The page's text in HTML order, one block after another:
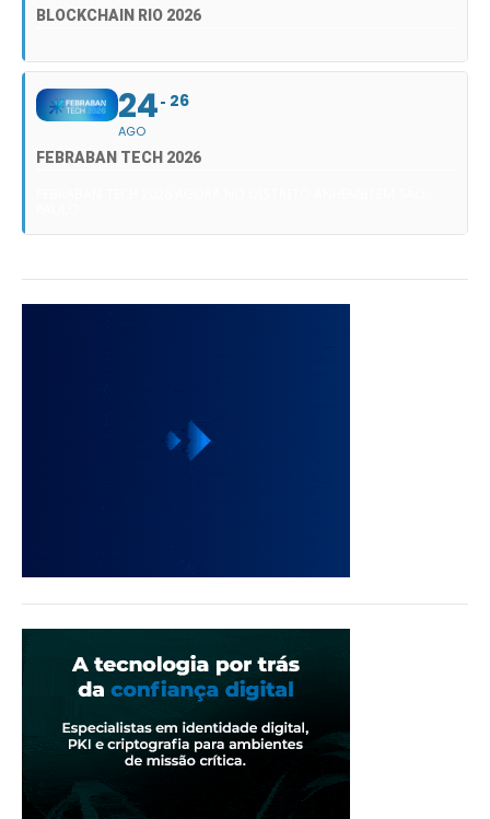
BLOCKCHAIN RIO 2026
24
AGO
26
FEBRABAN TECH 2026